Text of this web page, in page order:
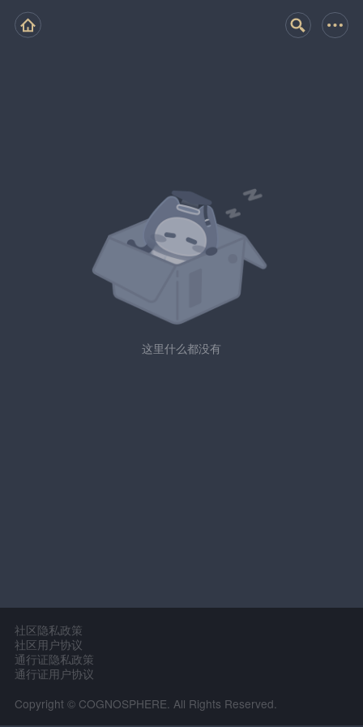
这里什么都没有
社区隐私政策
社区用户协议
通行证隐私政策
通行证用户协议
Copyright © COGNOSPHERE. All Rights Reserved.